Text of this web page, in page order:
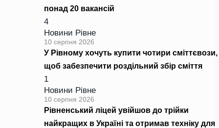
понад 20 вакансій
4
Новини Рівне
10 серпня 2026
У Рівному хочуть купити чотири сміттєвози,
щоб забезпечити роздільний збір сміття
1
Новини Рівне
10 серпня 2026
Рівненський ліцей увійшов до трійки
найкращих в Україні та отримав техніку для